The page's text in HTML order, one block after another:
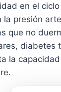
en el
presión
que no
diabetes
la